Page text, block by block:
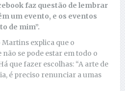
faz questão de lembrar
um evento, e os eventos
de mim”.
explica que o
se pode estar em todo o
que fazer escolhas: “A arte de
é preciso renunciar a umas